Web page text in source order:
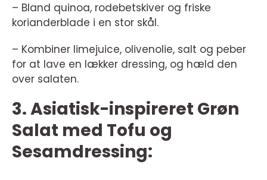
– Bland quinoa, rodebetskiver og friske
korianderblade i en stor skål.
– Kombiner limejuice, olivenolie, salt og peber
for at lave en lækker dressing, og hæld den
over salaten.
3. Asiatisk-inspireret Grøn
Salat med Tofu og
Sesamdressing: